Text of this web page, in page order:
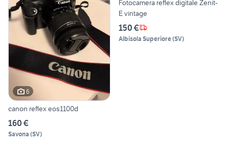
6
canon reflex eos1100d
160 €
Savona (SV)
Fotocamera reflex digitale Zenit-
E vintage
150 €
Albisola Superiore(SV)